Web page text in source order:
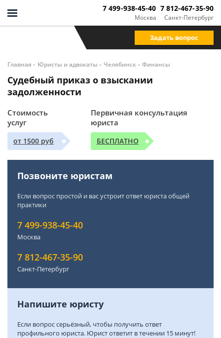
Москва
7 499-938-45-40
Санкт-Петербург
7 812-467-35-90
Задать вопрос
Главная - Юристы и адвокаты - Челябинск- Финансы
Судебный приказ о взыскании
задолженности
Стоимость
услуг
от 1500 руб
Первичная консультация
юриста
БЕСПЛАТНО
Позвоните юристам
Если вопрос простой и вас устроит ответ юриста общей
практики
7 499-938-45-40
Москва
7 812-467-35-90
Санкт-Петербург
Напишите юристу
Если вопрос серьёзный, чтобы получить ответ
профильного юриста. Юрист ответит в течении 15 минут!